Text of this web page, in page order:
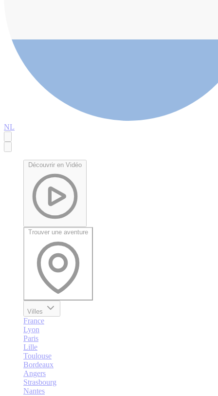
NL
Découvrir en Vidéo
Trouver une aventure
Villes
France
Lyon
Paris
Lille
Toulouse
Bordeaux
Angers
Strasbourg
Nantes